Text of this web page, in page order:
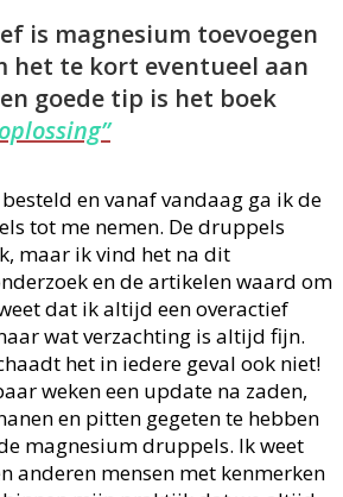
is magnesium toevoegen
het te kort eventueel aan
goede tip is het boek
en vanaf vandaag ga ik de
tot me nemen. De druppels
maar ik vind het na dit
en de artikelen waard om
dat ik altijd een overactief
wat verzachting is altijd fijn.
het in iedere geval ook niet!
weken een update na zaden,
en pitten gegeten te hebben
magnesium druppels. Ik weet
anderen mensen met kenmerken